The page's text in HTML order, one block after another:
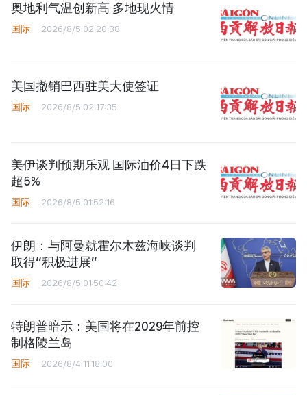
奥地利气温创新高 多地现火情
国际 2026/8/5 02:20:38
美国撤销巴西驻美大使签证
国际 2026/8/5 02:17:35
美伊谈判预期乐观 国际油价4日下跌
超5%
国际 2026/8/5 01:52:16
伊朗：与阿曼就霍尔木兹海峡谈判
取得“积极进展”
国际 2026/8/5 01:50:42
特朗普暗示：美国将在2029年前控
制格陵兰岛
国际 2026/8/4 11:18:00